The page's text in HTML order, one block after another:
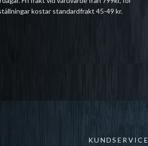
kostar standardfrakt 45-49 kr.
KUNDSERVICE